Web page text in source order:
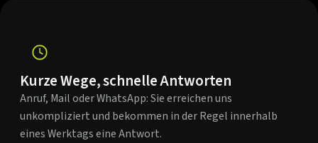
Kurze Wege, schnelle Antworten
Anruf, Mail oder WhatsApp: Sie erreichen uns
unkompliziert und bekommen in der Regel innerhalb
eines Werktags eine Antwort.